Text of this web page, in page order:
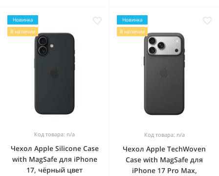
Новинка
В наличии
Код товара: n/a
Чехол Apple Silicone Case
with MagSafe для iPhone
17, чёрный цвет
Новинка
В наличии
Код товара: n/a
Чехол Apple TechWoven
Case with MagSafe для
iPhone 17 Pro Max,